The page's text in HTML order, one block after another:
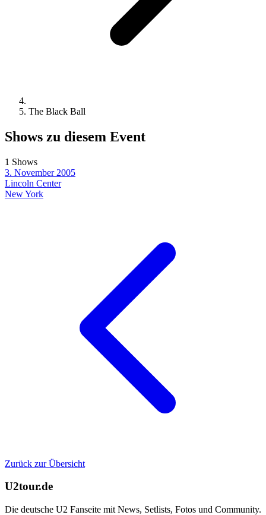
The Black Ball
Shows zu diesem Event
1 Shows
3. November 2005
Lincoln Center
New York
Zurück zur Übersicht
U2tour.de
Die deutsche U2 Fanseite mit News, Setlists, Fotos und Community.